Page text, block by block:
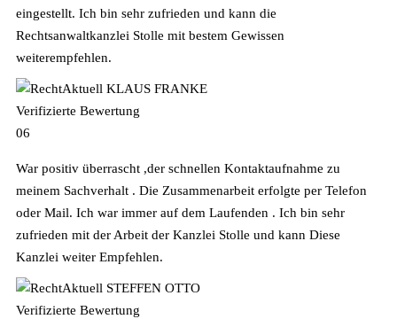
eingestellt. Ich bin sehr zufrieden und kann die
Rechtsanwaltkanzlei Stolle mit bestem Gewissen
weiterempfehlen.
KLAUS FRANKE
Verifizierte Bewertung
06
War positiv überrascht ,der schnellen Kontaktaufnahme zu
meinem Sachverhalt . Die Zusammenarbeit erfolgte per Telefon
oder Mail. Ich war immer auf dem Laufenden . Ich bin sehr
zufrieden mit der Arbeit der Kanzlei Stolle und kann Diese
Kanzlei weiter Empfehlen.
STEFFEN OTTO
Verifizierte Bewertung